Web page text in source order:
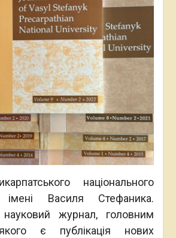
національного
імені Василя Стефаника.
науковий журнал, головним
є публікація нових